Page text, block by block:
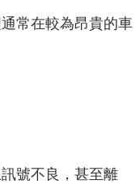
常在較為昂貴的車
號不良，甚至離